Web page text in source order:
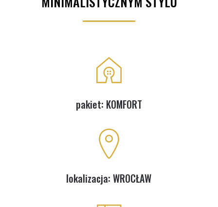
pakiet: KOMFORT
lokalizacja: WROCŁAW